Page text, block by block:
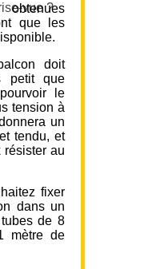
vue ?
que les
doit
petit que
le
tension à
un
tendu, et
résister au
fixer
dans un
de 8
mètre de